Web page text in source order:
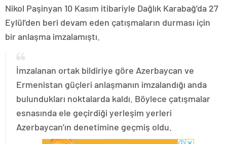
Nikol Paşinyan 10 Kasım itibariyle Dağlık Karabağ’da 27
Eylül’den beri devam eden çatışmaların durması için
bir anlaşma imzalamıştı.
İmzalanan ortak bildiriye göre Azerbaycan ve
Ermenistan güçleri anlaşmanın imzalandığı anda
bulundukları noktalarda kaldı. Böylece çatışmalar
esnasında ele geçirdiği yerleşim yerleri
Azerbaycan’ın denetimine geçmiş oldu.